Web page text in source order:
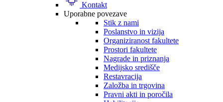
Kontakt
Uporabne povezave
Stik z nami
Poslanstvo in vizija
Organiziranost fakultete
Prostori fakultete
Nagrade in priznanja
Medijsko središče
Restavracija
Založba in trgovina
Pravni akti in poročila